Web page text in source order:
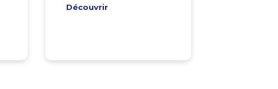
Découvrir